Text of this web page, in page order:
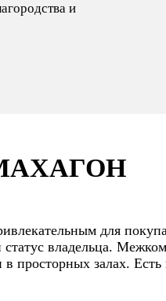
и
для
статус владельца.
просторных залах. Есть